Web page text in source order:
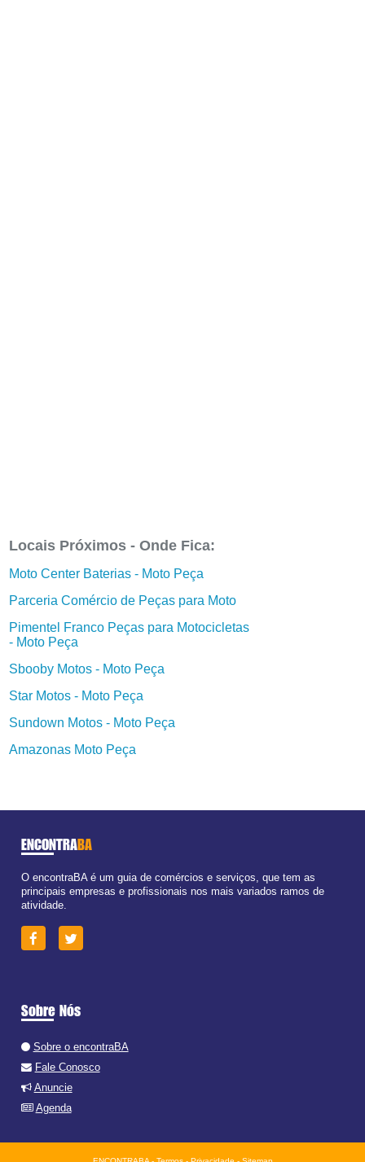
Locais Próximos - Onde Fica:
Moto Center Baterias - Moto Peça
Parceria Comércio de Peças para Moto
Pimentel Franco Peças para Motocicletas
- Moto Peça
Sbooby Motos - Moto Peça
Star Motos - Moto Peça
Sundown Motos - Moto Peça
Amazonas Moto Peça
ENCONTRABA
O encontraBA é um guia de comércios e serviços, que tem as
principais empresas e profissionais nos mais variados ramos de
atividade.
Sobre Nós
Sobre o encontraBA
Fale Conosco
Anuncie
Agenda